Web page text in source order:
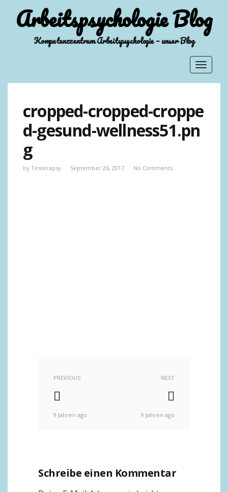
Arbeitspsychologie Blog
Kompetenzzentrum Arbeitspsychologie – unser Blog
Toggle
cropped-cropped-croppe
d-gesund-wellness51.pn
g
by Testerapsy September 26, 2017 No Comments
PREVIOUS
9 Jahren ago
NEXT
9 Jahren ago
Schreibe einen Kommentar